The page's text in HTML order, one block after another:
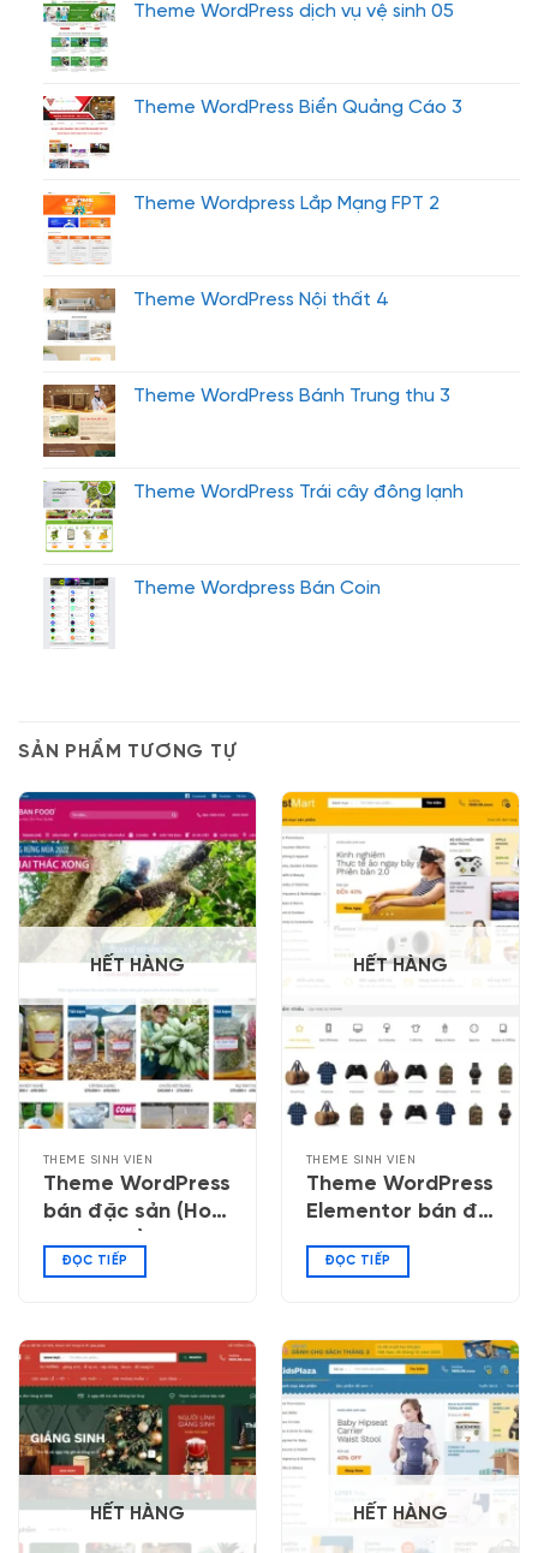
Theme WordPress dịch vụ vệ sinh 05
Theme WordPress Biển Quảng Cáo 3
Theme Wordpress Lắp Mạng FPT 2
Theme WordPress Nội thất 4
Theme WordPress Bánh Trung thu 3
Theme WordPress Trái cây đông lạnh
Theme Wordpress Bán Coin
SẢN PHẨM TƯƠNG TỰ
HẾT HÀNG
THEME SINH VIÊN
Theme WordPress
bán đặc sản (Hoa
ĐỌC TIẾP
HẾT HÀNG
THEME SINH VIÊN
Theme WordPress
Elementor bán đồ
ĐỌC TIẾP
HẾT HÀNG HẾT HÀNG